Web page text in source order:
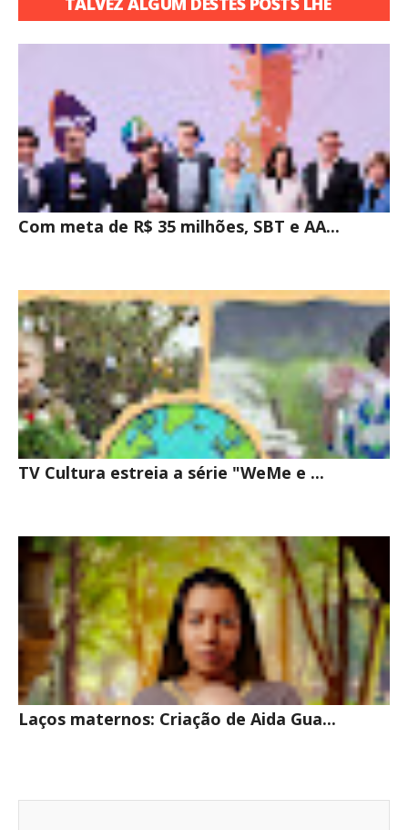
Com meta de R$ 35 milhões, SBT e AA...
TV Cultura estreia a série "WeMe e ...
Laços maternos: Criação de Aida Gua...